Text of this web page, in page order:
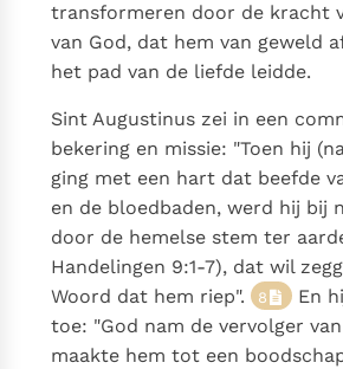
transformeren door de kracht
van God, dat hem van geweld
het pad van de liefde leidde.
Sint Augustinus zei in een
bekering en missie: "Toen hij
ging met een hart dat beefde
en de bloedbaden, werd hij bij
door de hemelse stem ter
Handelingen 9:1-7), dat wil
Woord dat hem riep".
8
En
toe: "God nam de vervolger
maakte hem tot een